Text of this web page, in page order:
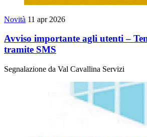
Novità 11 apr 2026
Avviso importante agli utenti –
tramite SMS
Segnalazione da Val Cavallina Servizi